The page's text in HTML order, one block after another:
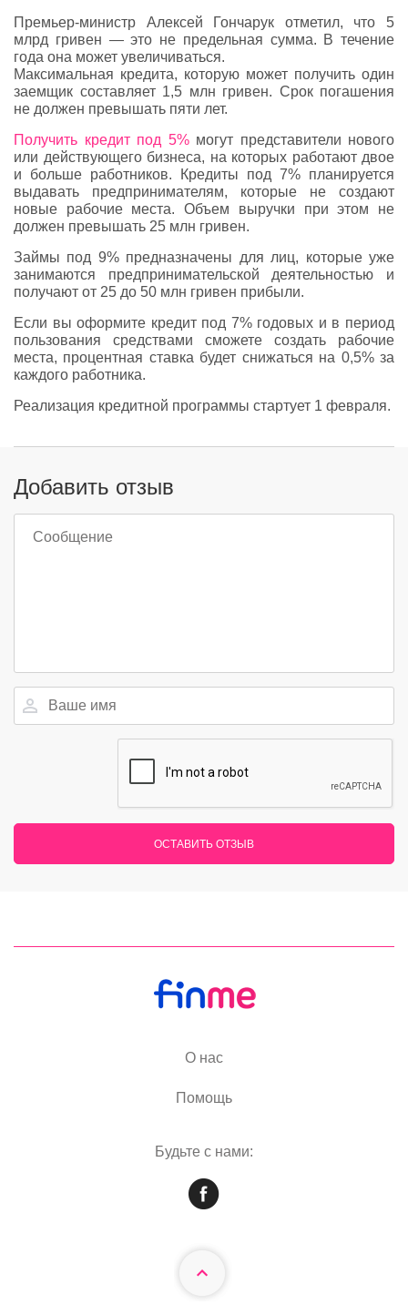
Премьер-министр Алексей Гончарук отметил, что 5
млрд гривен — это не предельная сумма. В течение
года она может увеличиваться.
Максимальная кредита, которую может получить один
заемщик составляет 1,5 млн гривен. Срок погашения
не должен превышать пяти лет.
Получить кредит под 5%могут представители нового
или действующего бизнеса, на которых работают двое
и больше работников. Кредиты под 7% планируется
выдавать предпринимателям, которые не создают
новые рабочие места. Объем выручки при этом не
должен превышать 25 млн гривен.
Займы под 9% предназначены для лиц, которые уже
занимаются предпринимательской деятельностью и
получают от 25 до 50 млн гривен прибыли.
Если вы оформите кредит под 7% годовых и в период
пользования средствами сможете создать рабочие
места, процентная ставка будет снижаться на 0,5% за
каждого работника.
Реализация кредитной программы стартует 1 февраля.
Добавить отзыв
ОСТАВИТЬ ОТЗЫВ
О нас
Помощь
Будьте с нами: